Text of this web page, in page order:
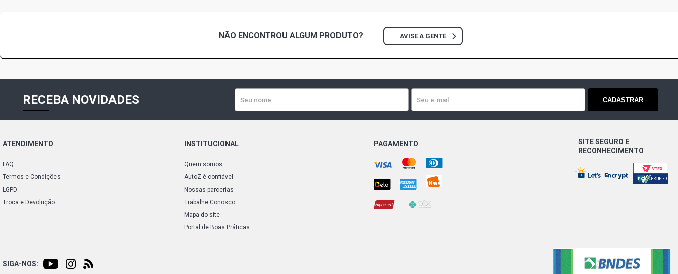
NÃO ENCONTROU ALGUM PRODUTO? AVISE A GENTE
RECEBA NOVIDADES CADASTRAR
ATENDIMENTO
FAQ
Termos e Condições
LGPD
Troca e Devolução
INSTITUCIONAL
Quem somos
AutoZ é confiável
Nossas parcerias
Trabalhe Conosco
Mapa do site
Portal de Boas Práticas
PAGAMENTO
SITE SEGURO E
RECONHECIMENTO
SIGA-NOS: